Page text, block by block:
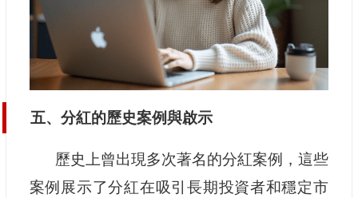
五、分紅的歷史案例與啟示
歷史上曾出現多次著名的分紅案例，這些
案例展示了分紅在吸引長期投資者和穩定市